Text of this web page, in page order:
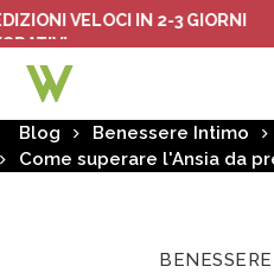
IN 2-3 GIORNI
Blog Benessere Intimo
Come superare l'Ansia da